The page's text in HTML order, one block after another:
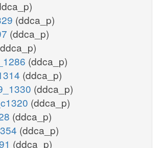
(ddca_p)
(ddca_p)
(ddca_p)
(ddca_p)
(ddca_p)
(ddca_p)
(ddca_p)
(ddca_p)
(ddca_p)